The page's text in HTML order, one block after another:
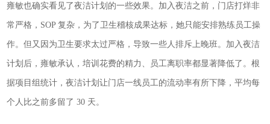
雍敏也确实看见了夜洁计划的一些效果。加入夜洁之前，门店打烊非
常严格，SOP 复杂，为了卫生稽核成果达标，她只能安排熟练员工操
作。但又因为卫生要求太过严格，导致一些人排斥上晚班。加入夜洁
计划后，雍敏承认，培训花费的精力、员工离职率都显著降低了。根
据项目组统计，夜洁计划让门店一线员工的流动率有所下降，平均每
个人比之前多留了 30 天。